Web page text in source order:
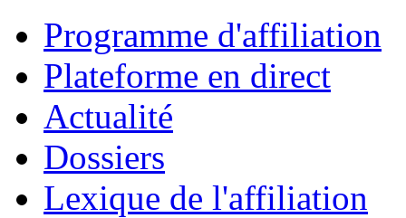
Programme d'affiliation
Plateforme en direct
Actualité
Dossiers
Lexique de l'affiliation